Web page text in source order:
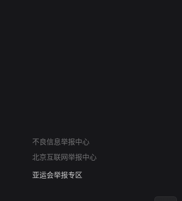
不良信息举报中心
北京互联网举报中心
算法推荐专项举报
亚运会举报专区